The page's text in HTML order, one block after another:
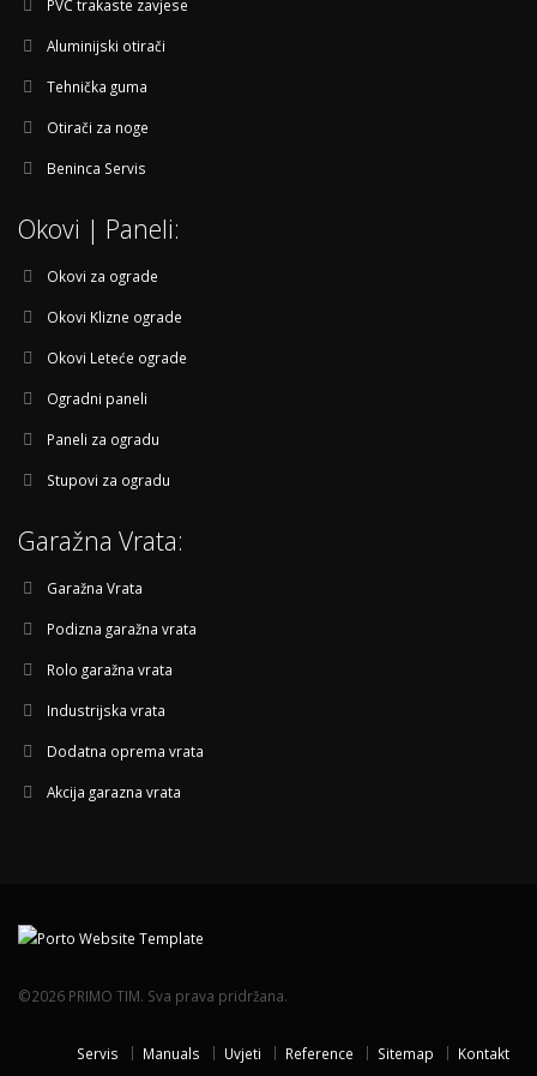
PVC trakaste zavjese
Aluminijski otirači
Tehnička guma
Otirači za noge
Beninca Servis
Okovi | Paneli:
Okovi za ograde
Okovi Klizne ograde
Okovi Leteće ograde
Ogradni paneli
Paneli za ogradu
Stupovi za ogradu
Garažna Vrata:
Garažna Vrata
Podizna garažna vrata
Rolo garažna vrata
Industrijska vrata
Dodatna oprema vrata
Akcija garazna vrata
©2026 PRIMO TIM. Sva prava pridržana.
Servis Manuals Uvjeti Reference Sitemap Kontakt